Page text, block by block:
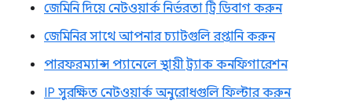
জেমিনি দিয়ে নেটওয়ার্ক নির্ভরতা ট্রি ডিবাগ করুন
জেমিনির সাথে আপনার চ্যাটগুলি রপ্তানি করুন
পারফরম্যান্স প্যানেলে স্থায়ী ট্র্যাক কনফিগারেশন
IP সুরক্ষিত নেটওয়ার্ক অনুরোধগুলি ফিল্টার করুন